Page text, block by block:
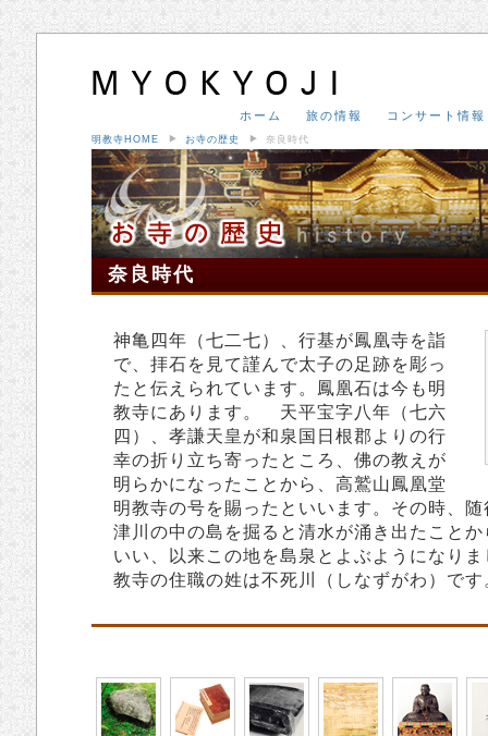
ホーム 旅の情報 コンサート情報
明教寺HOME お寺の歴史 奈良時代
奈良時代
神亀四年（七二七）、行基が鳳凰寺を詣
で、拝石を見て謹んで太子の足跡を彫っ
たと伝えられています。鳳凰石は今も明
教寺にあります。 天平宝字八年（七六
四）、孝謙天皇が和泉国日根郡よりの行
幸の折り立ち寄ったところ、佛の教えが
明らかになったことから、高鷲山鳳凰堂
明教寺の号を賜ったといいます。その時、
津川の中の島を掘ると清水が涌き出たこと
いい、以来この地を島泉とよぶようになり
教寺の住職の姓は不死川（しなずがわ）です